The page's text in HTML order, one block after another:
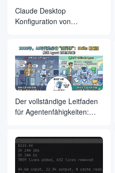
Claude Desktop
Konfiguration von
Der vollständige Leitfaden
für Agentenfähigkeiten: